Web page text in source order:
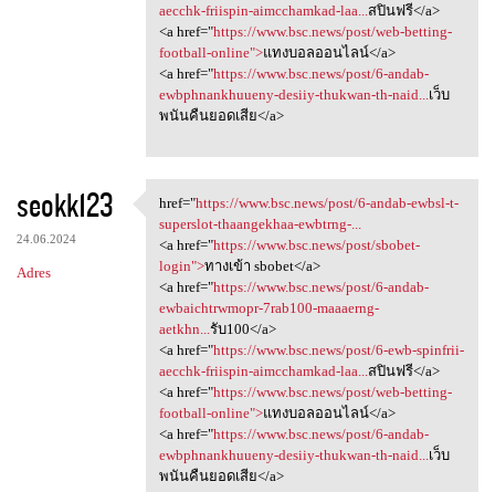
aecchk-friispin-aimcchamkad-laa...สปินฟรี</a>
<a href="https://www.bsc.news/post/web-betting-
football-online">แทงบอลออนไลน์</a>
<a href="https://www.bsc.news/post/6-andab-
ewbphnankhuueny-desiiy-thukwan-th-naid...เว็บ
พนันคืนยอดเสีย</a>
seokk123
24.06.2024
Adres
href="https://www.bsc.news
href="https://www.bsc.news/post/6-andab-ewbsl-t-
superslot-thaangekhaa-ewbtrng-...
<a href="https://www.bsc.news/post/sbobet-
login">ทางเข้า sbobet</a>
<a href="https://www.bsc.news/post/6-andab-
ewbaichtrwmopr-7rab100-maaaerng-
aetkhn... รับ100</a>
<a href="https://www.bsc.news/post/6-ewb-spinfrii-
aecchk-friispin-aimcchamkad-laa... สปินฟรี</a>
<a href="https://www.bsc.news/post/web-betting-
football-online">แทงบอลออนไลน์</a>
<a href="https://www.bsc.news/post/6-andab-
ewbphnankhuueny-desiiy-thukwan-th-naid... เว็บ
พนันคืนยอดเสีย</a>